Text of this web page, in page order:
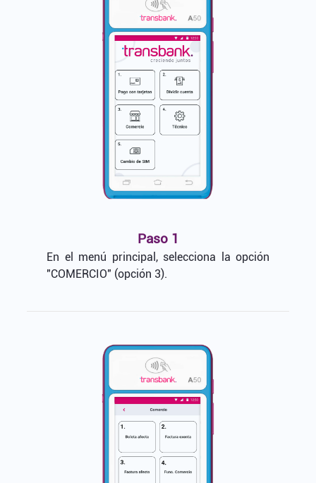
Paso 1
En el menú principal, selecciona la opción
"COMERCIO" (opción 3).